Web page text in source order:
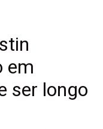
em
ser longo